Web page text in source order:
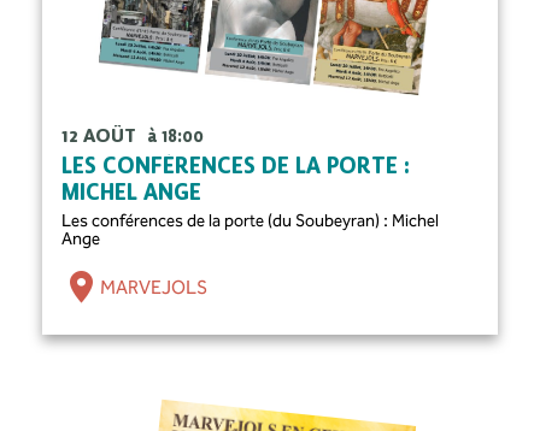
12 AOÛT à 18:00
LES CONFÉRENCES DE LA PORTE :
MICHEL ANGE
Les conférences de la porte (du Soubeyran) : Michel
Ange
MARVEJOLS